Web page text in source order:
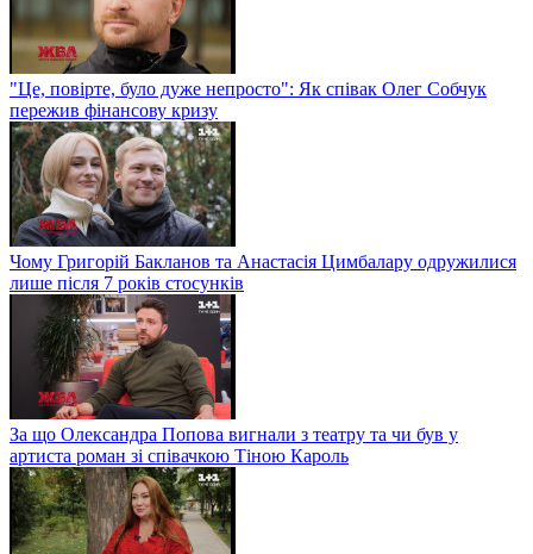
"Це, повірте, було дуже непросто": Як співак Олег Собчук
пережив фінансову кризу
Чому Григорій Бакланов та Анастасія Цимбалару одружилися
лише після 7 років стосунків
За що Олександра Попова вигнали з театру та чи був у
артиста роман зі співачкою Тіною Кароль